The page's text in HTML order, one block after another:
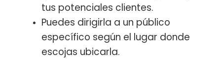
tus potenciales clientes.
Puedes dirigirla a un público
específico según el lugar donde
escojas ubicarla.